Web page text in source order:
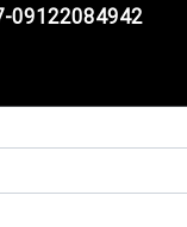
09122084942